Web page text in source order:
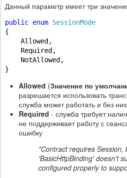
Данный параметр имеет три
public enum SessionMode
{
Allowed,
Required,
NotAllowed,
}
Allowed (Значение по
разрешается использовать
служба может работать и без
Required - служба требует
не поддерживает работу с
ошибку
"Contract requires Session,
'BasicHttpBinding' doesn't
configured properly to